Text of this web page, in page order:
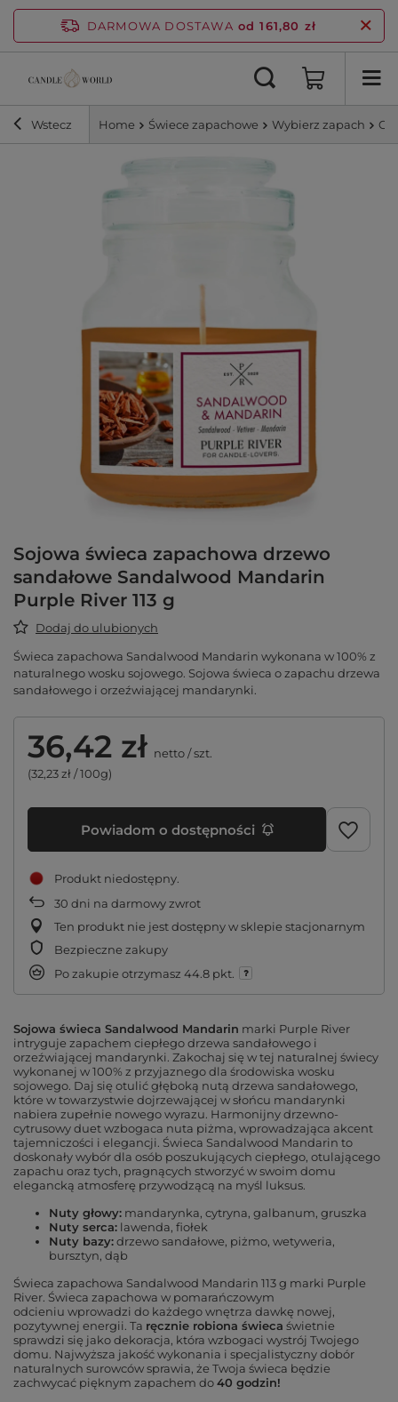
DARMOWA DOSTAWA od 161,80 zł
Wstecz Home Świece zapachowe Wybierz zapach
Sojowa świeca zapachowa drzewo
sandałowe Sandalwood Mandarin
Purple River 113 g
Dodaj do ulubionych
Świeca zapachowa Sandalwood Mandarin wykonana w 100% z
naturalnego wosku sojowego. Sojowa świeca o zapachu drzewa
sandałowego i orzeźwiającej mandarynki.
36,42 zł netto/szt.
(32,23 zł / 100g)
Powiadom o dostępności
Produkt niedostępny
30 dni na darmowy zwrot
Ten produkt nie jest dostępny w sklepie stacjonarnym
Bezpieczne zakupy
Po zakupie otrzymasz 44.8 pkt.
Sojowa świeca Sandalwood Mandarin marki Purple River
intryguje zapachem ciepłego drzewa sandałowego i
orzeźwiającej mandarynki. Zakochaj się w tej naturalnej świecy
wykonanej w 100% z przyjaznego dla środowiska wosku
sojowego. Daj się otulić głęboką nutą drzewa sandałowego,
które w towarzystwie dojrzewającej w słońcu mandarynki
nabiera zupełnie nowego wyrazu. Harmonijny drzewno-
cytrusowy duet wzbogaca nuta piżma, wprowadzająca akcent
tajemniczości i elegancji. Świeca Sandalwood Mandarin to
doskonały wybór dla osób poszukujących ciepłego, otulającego
zapachu oraz tych, pragnących stworzyć w swoim domu
elegancką atmosferę przywodzącą na myśl luksus.
Nuty głowy: mandarynka, cytryna, galbanum, gruszka
Nuty serca: lawenda, fiołek
Nuty bazy:drzewo sandałowe, piżmo, wetyweria,
bursztyn, dąb
Świeca zapachowa Sandalwood Mandarin 113 g marki Purple
River. Świeca zapachowa w pomarańczowym
odcieniu wprowadzi do każdego wnętrza dawkę nowej,
pozytywnej energii. Ta ręcznie robiona świeca świetnie
sprawdzi się jako dekoracja, która wzbogaci wystrój Twojego
domu. Najwyższa jakość wykonania i specjalistyczny dobór
naturalnych surowców sprawia, że Twoja świeca będzie
zachwycać pięknym zapachem do40 godzin!